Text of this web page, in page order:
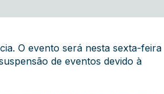
O evento será nesta sexta-feira
de eventos devido à